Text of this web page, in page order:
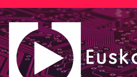
Saltar
al
contenido